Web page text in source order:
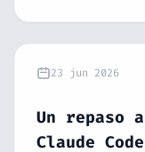
23 jun 2026
Un repaso
Claude Code